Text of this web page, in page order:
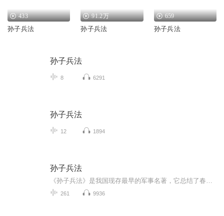
433
孙子兵法
91.2万
孙子兵法
659
孙子兵法
孙子兵法
8 6291
孙子兵法
12 1894
孙子兵法
261 9936